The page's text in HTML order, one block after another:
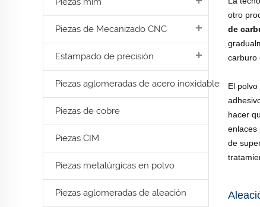
Piezas de Mecanizado CNC
Estampado de precisión
Piezas aglomeradas de acero inoxidable
Piezas de cobre
Piezas CIM
Piezas metalúrgicas en polvo
Piezas aglomeradas de aleación
otro
de
carburo
El
hacer
enlaces
de